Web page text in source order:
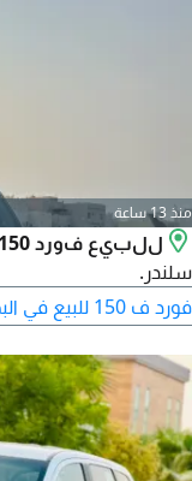
منذ 13 ساعة
سلندر.
فورد ف 150 للبيع في البحرين